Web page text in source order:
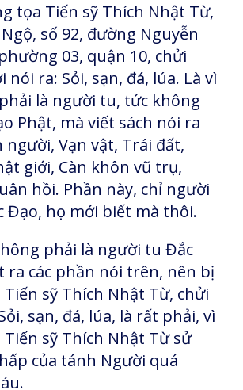
tọa Tiến sỹ Thích Nhật Từ,
số 92, đường Nguyễn
03, quận 10, chửi
nói ra: Sỏi, sạn, đá, lúa. Là vì
là người tu, tức không
Phật, mà viết sách nói ra
người, Vạn vật, Trái đất,
giới, Càn khôn vũ trụ,
hồi. Phần này, chỉ người
Đạo, họ mới biết mà thôi.
phải là người tu Đắc
ra các phần nói trên, nên bị
sỹ Thích Nhật Từ, chửi
sạn, đá, lúa, là rất phải, vì
sỹ Thích Nhật Từ sử
của tánh Người quá